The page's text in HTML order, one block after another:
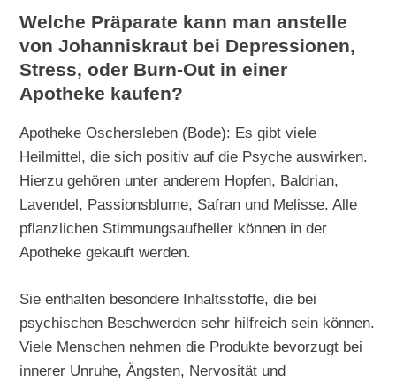
Welche Präparate kann man anstelle
von Johanniskraut bei Depressionen,
Stress, oder Burn-Out in einer
Apotheke kaufen?
Apotheke Oschersleben (Bode): Es gibt viele
Heilmittel, die sich positiv auf die Psyche auswirken.
Hierzu gehören unter anderem Hopfen, Baldrian,
Lavendel, Passionsblume, Safran und Melisse. Alle
pflanzlichen Stimmungsaufheller können in der
Apotheke gekauft werden.
Sie enthalten besondere Inhaltsstoffe, die bei
psychischen Beschwerden sehr hilfreich sein können.
Viele Menschen nehmen die Produkte bevorzugt bei
innerer Unruhe, Ängsten, Nervosität und